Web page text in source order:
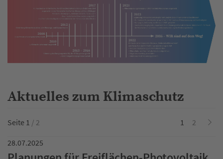
Aktuelles zum Klimaschutz
Seite 1 / 2 1 2
28.07.2025